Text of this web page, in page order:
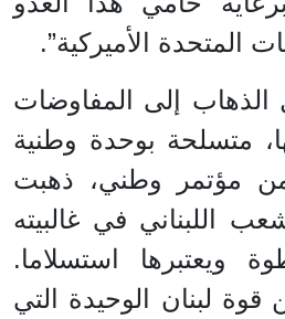
المتحدة الأميركية”.
الذهاب إلى المفاوضات
متسلحة بوحدة وطنية
مؤتمر وطني، ذهبت
اللبناني في غالبيته
ويعتبرها استسلاما.
قوة لبنان الوحيدة التي